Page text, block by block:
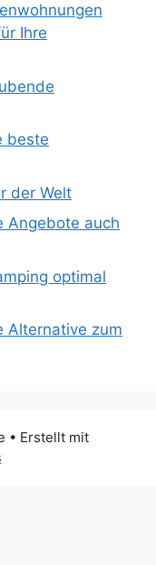
Ihre
beste
der Welt
Angebote auch
optimal
Alternative zum
• Erstellt mit